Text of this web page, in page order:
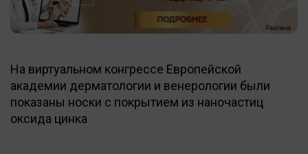
На виртуальном конгрессе Европейской
академии дерматологии и венерологии были
показаны носки с покрытием из наночастиц
оксида цинка